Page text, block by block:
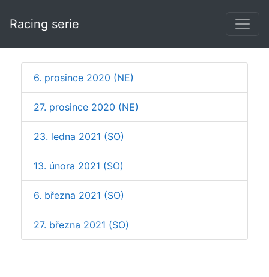
Racing serie
6. prosince 2020 (NE)
27. prosince 2020 (NE)
23. ledna 2021 (SO)
13. února 2021 (SO)
6. března 2021 (SO)
27. března 2021 (SO)